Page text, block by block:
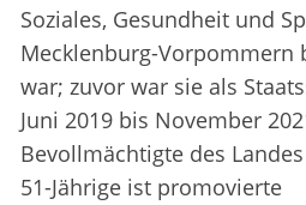
Soziales, Gesundheit und
Mecklenburg-Vorpommern
war; zuvor war sie als
Juni 2019 bis November
Bevollmächtigte des
51-Jährige ist promovierte